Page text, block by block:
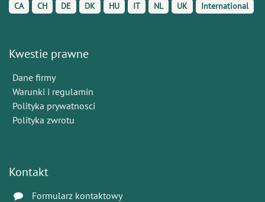
CA CH DE DK HU IT NL UK International
Kwestie prawne
Dane firmy
Warunki i regulamin
Polityka prywatnosci
Polityka zwrotu
Kontakt
Formularz kontaktowy